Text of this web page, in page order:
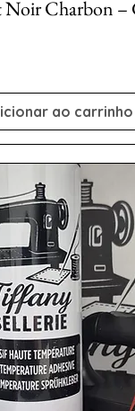
Noir Charbon –
ao carrinho